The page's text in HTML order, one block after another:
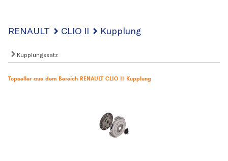
RENAULT CLIO II Kupplung
Kupplungssatz
Topseller aus dem Bereich RENAULT CLIO II Kupplung